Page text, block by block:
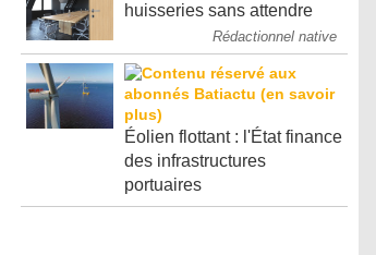
huisseries sans attendre
Rédactionnel native
Éolien flottant : l'État finance
des infrastructures
portuaires